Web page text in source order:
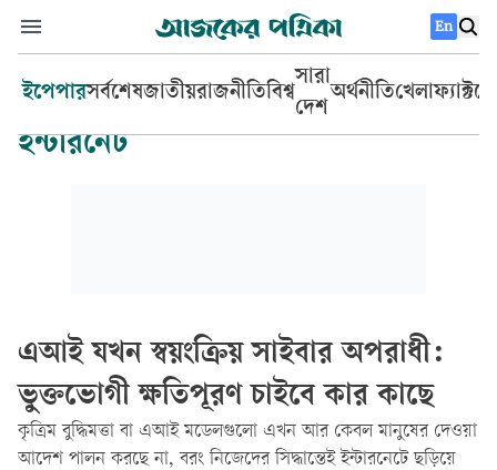
En
ইপেপারসর্বশেষজাতীয়রাজনীতিবিশ্ব
সারা
দেশ
অর্থনীতিখেলা
ইন্টারনেট
এআই যখন স্বয়ংক্রিয় সাইবার অপরাধী:
ভুক্তভোগী ক্ষতিপূরণ চাইবে কার কাছে
কৃত্রিম বুদ্ধিমত্তা বা এআই মডেলগুলো এখন আর কেবল মানুষের দেওয়া
আদেশ পালন করছে না, বরং নিজেদের সিদ্ধান্তেই ইন্টারনেটে ছড়িয়ে